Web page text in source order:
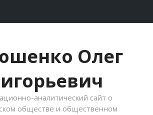
Олег
аналитический сайт о
обществе и общественном